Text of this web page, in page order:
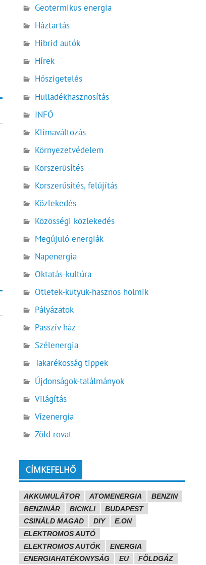
Geotermikus energia
Háztartás
Hibrid autók
Hírek
Hőszigetelés
Hulladékhasznosítás
INFÓ
Klímaváltozás
Környezetvédelem
Korszerűsítés
Korszerűsítés, felújítás
Közlekedés
Közösségi közlekedés
Megújuló energiák
Napenergia
Oktatás-kultúra
Ötletek-kütyük-hasznos holmik
Pályázatok
Passzív ház
Szélenergia
Takarékosság tippek
Újdonságok-találmányok
Világítás
Vízenergia
Zöld rovat
CÍMKEFELHŐ
AKKUMULÁTOR ATOMENERGIA
BENZIN
BENZINÁR
BICIKLI
BUDAPEST
CSINÁLD MAGAD
DIY
E.ON
ELEKTROMOS AUTÓ
ELEKTROMOS AUTÓK
ENERGIA
ENERGIAHATÉKONYSÁG
EU
FÖLDGÁZ